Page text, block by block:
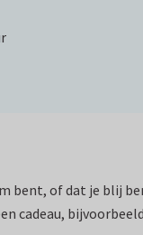
bent, of dat je blij
cadeau,